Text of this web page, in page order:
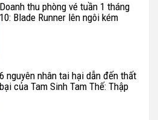
Doanh thu phòng vé tuần 1 tháng
10: Blade Runner lên ngôi kém
6 nguyên nhân tai hại dẫn đến thất
bại của Tam Sinh Tam Thế: Thập